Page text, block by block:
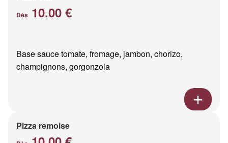
Dès 10.00 €
Base sauce tomate, fromage, jambon, chorizo,
champignons, gorgonzola
Pizza remoise